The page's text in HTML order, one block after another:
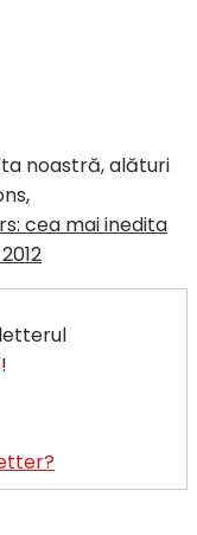
noastră, alături
cea mai inedita
!